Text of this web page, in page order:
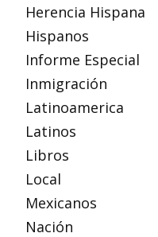
Herencia Hispana
Hispanos
Informe Especial
Inmigración
Latinoamerica
Latinos
Libros
Local
Mexicanos
Nación